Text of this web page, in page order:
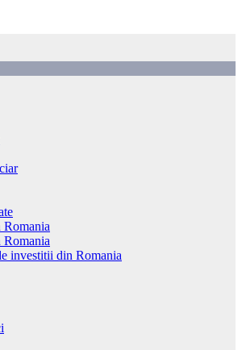
Romania
investitii din Romania